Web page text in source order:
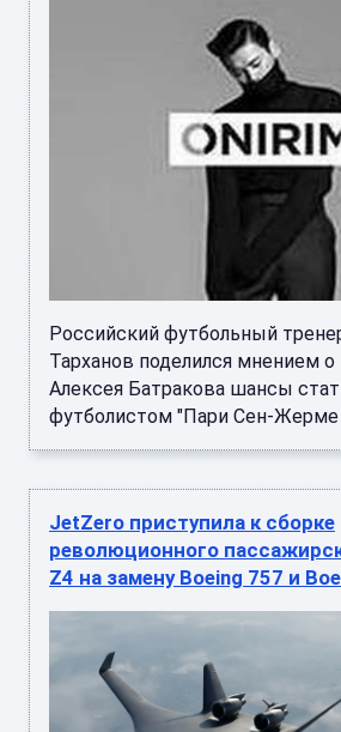
Российский футбольный
Тарханов поделился мнением о
Алексея Батракова шансы
футболистом "Пари Сен-Жерме
JetZero приступила к сборке
революционного
Z4 на замену Boeing 757 и